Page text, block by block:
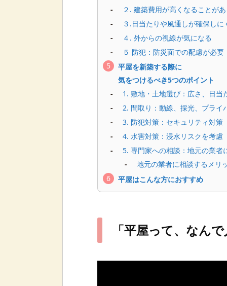
２. 建築費用が高くなることが
３.日当たりや風通しが確保しに
４. 外からの視線が気になる
５ 防犯：防災面での配慮が必要
平屋を新築する際に
気をつけるべき5つのポイント
1. 敷地・土地選び：広さ、日当
2. 間取り：動線、採光、プライ
3. 防犯対策：セキュリティ対策
4. 水害対策：浸水リスクを考慮
5. 専門家への相談：地元の業者
地元の業者に相談するメリ
平屋はこんな方におすすめ
「平屋って、なん